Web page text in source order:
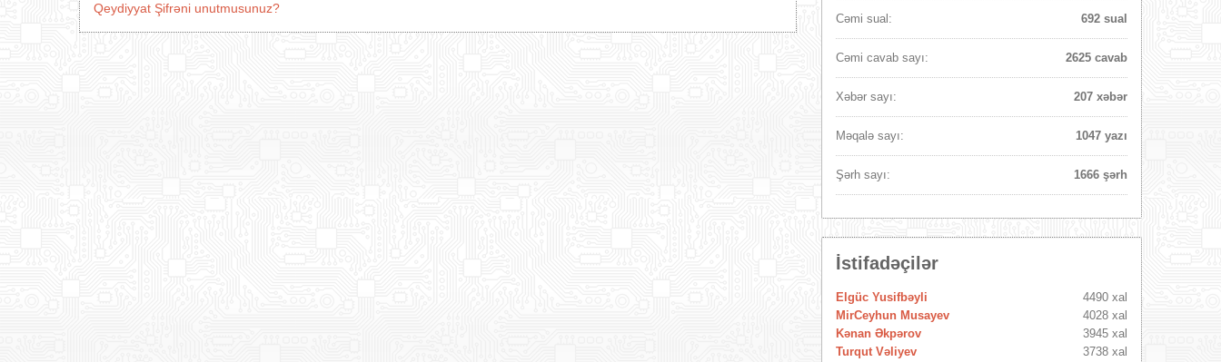
Qeydiyyat Şifrəni unutmusunuz?
Cəmi sual: 692 sual
Cəmi cavab sayı: 2625 cavab
Xəbər sayı: 207 xəbər
Məqalə sayı: 1047 yazı
Şərh sayı: 1666 şərh
İstifadəçilər
Elgüc Yusifbəyli
4490 xal
MirCeyhun Musayev
4028 xal
Kənan Əkpərov
3945 xal
Turqut Vəliyev
3738 xal